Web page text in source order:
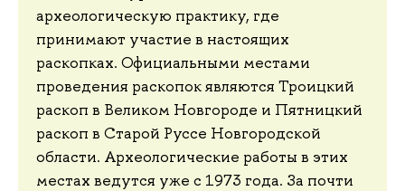
археологическую практику, где
принимают участие в настоящих
раскопках. Официальными местами
проведения раскопок являются Троицкий
раскоп в Великом Новгороде и Пятницкий
раскоп в Старой Руссе Новгородской
области. Археологические работы в этих
местах ведутся уже с 1973 года. За почти